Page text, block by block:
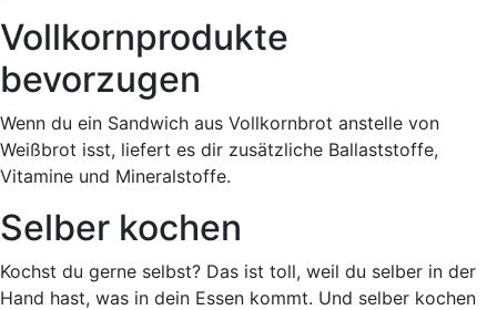
Vollkornprodukte
bevorzugen
Wenn du ein Sandwich aus Vollkornbrot anstelle von
Weißbrot isst, liefert es dir zusätzliche Ballaststoffe,
Vitamine und Mineralstoffe.
Selber kochen
Kochst du gerne selbst? Das ist toll, weil du selber in der
Hand hast, was in dein Essen kommt. Und selber kochen